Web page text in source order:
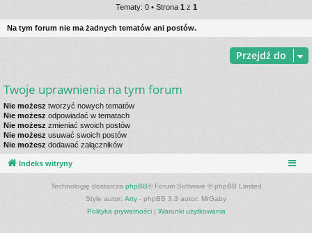
S ę
Tematy: 0 • Strona 1 z 1
Na tym forum nie ma żadnych tematów ani postów.
Przejdź do
Twoje uprawnienia na tym forum
Nie możesz tworzyć nowych tematów
Nie możesz odpowiadać w tematach
Nie możesz zmieniać swoich postów
Nie możesz usuwać swoich postów
Nie możesz dodawać załączników
Indeks witryny
Technologię dostarcza phpBB® Forum Software © phpBB Limited
Style autor: Arty - phpBB 3.3 autor: MrGaby
Polityka prywatności| Warunki użytkowania